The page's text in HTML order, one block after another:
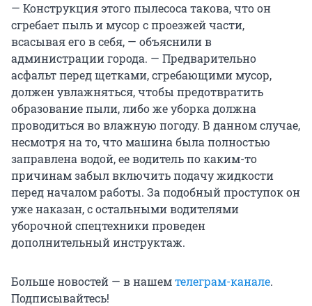
— Конструкция этого пылесоса такова, что он
сгребает пыль и мусор с проезжей части,
всасывая его в себя, — объяснили в
администрации города. — Предварительно
асфальт перед щетками, сгребающими мусор,
должен увлажняться, чтобы предотвратить
образование пыли, либо же уборка должна
проводиться во влажную погоду. В данном случае,
несмотря на то, что машина была полностью
заправлена водой, ее водитель по каким-то
причинам забыл включить подачу жидкости
перед началом работы. За подобный проступок он
уже наказан, с остальными водителями
уборочной спецтехники проведен
дополнительный инструктаж.
Больше новостей — в нашемтелеграм-канале.
Подписывайтесь!